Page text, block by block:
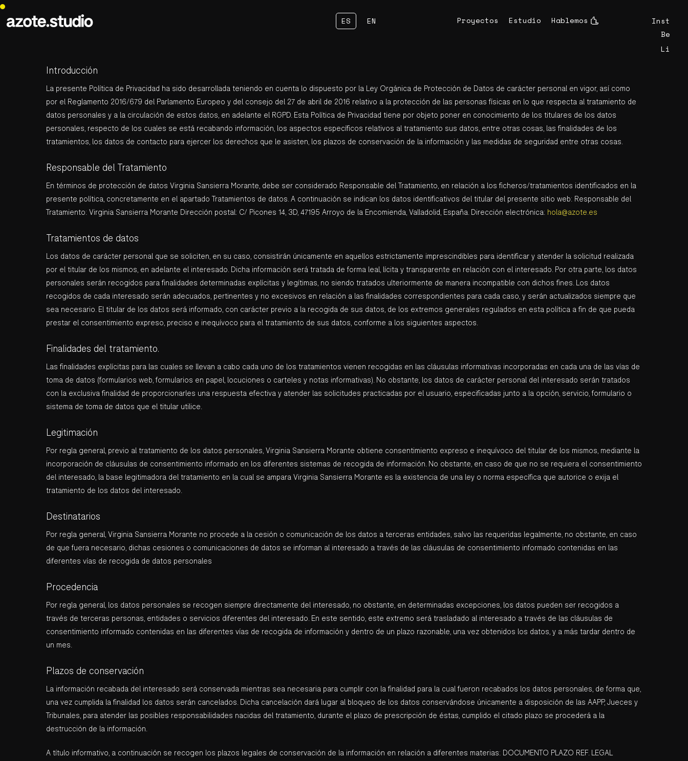
Skip
ES EN Proyectos Estudio Hablemos
linkedin
behance
Introducción
La presente Política de Privacidad ha sido desarrollada teniendo en cuenta lo dispuesto por la Ley Orgánica de Protección de Datos de carácter personal en vigor, así como
por el Reglamento 2016/679 del Parlamento Europeo y del consejo del 27 de abril de 2016 relativo a la protección de las personas físicas en lo que respecta al tratamiento de
datos personales y a la circulación de estos datos, en adelante el RGPD. Esta Política de Privacidad tiene por objeto poner en conocimiento de los titulares de los datos
personales, respecto de los cuales se está recabando información, los aspectos específicos relativos al tratamiento sus datos, entre otras cosas, las finalidades de los
tratamientos, los datos de contacto para ejercer los derechos que le asisten, los plazos de conservación de la información y las medidas de seguridad entre otras cosas.
Responsable del Tratamiento
En términos de protección de datos Virginia Sansierra Morante, debe ser considerado Responsable del Tratamiento, en relación a los ficheros/tratamientos identificados en la
presente política, concretamente en el apartado Tratamientos de datos. A continuación se indican los datos identificativos del titular del presente sitio web: Responsable del
Tratamiento: Virginia Sansierra Morante Dirección postal: C/ Picones 14, 3D, 47195 Arroyo de la Encomienda, Valladolid, España. Dirección electrónica: hola@azote.es
Tratamientos de datos
Los datos de carácter personal que se soliciten, en su caso, consistirán únicamente en aquellos estrictamente imprescindibles para identificar y atender la solicitud realizada
por el titular de los mismos, en adelante el interesado. Dicha información será tratada de forma leal, lícita y transparente en relación con el interesado. Por otra parte, los datos
personales serán recogidos para finalidades determinadas explícitas y legítimas, no siendo tratados ulteriormente de manera incompatible con dichos fines. Los datos
recogidos de cada interesado serán adecuados, pertinentes y no excesivos en relación a las finalidades correspondientes para cada caso, y serán actualizados siempre que
sea necesario. El titular de los datos será informado, con carácter previo a la recogida de sus datos, de los extremos generales regulados en esta política a fin de que pueda
prestar el consentimiento expreso, preciso e inequívoco para el tratamiento de sus datos, conforme a los siguientes aspectos.
Finalidades del tratamiento.
Las finalidades explícitas para las cuales se llevan a cabo cada uno de los tratamientos vienen recogidas en las cláusulas informativas incorporadas en cada una de las vías de
toma de datos (formularios web, formularios en papel, locuciones o carteles y notas informativas). No obstante, los datos de carácter personal del interesado serán tratados
con la exclusiva finalidad de proporcionarles una respuesta efectiva y atender las solicitudes practicadas por el usuario, especificadas junto a la opción, servicio, formulario o
sistema de toma de datos que el titular utilice.
Legitimación
Por regla general, previo al tratamiento de los datos personales, Virginia Sansierra Morante obtiene consentimiento expreso e inequívoco del titular de los mismos, mediante la
incorporación de cláusulas de consentimiento informado en los diferentes sistemas de recogida de información. No obstante, en caso de que no se requiera el consentimiento
del interesado, la base legitimadora del tratamiento en la cual se ampara Virginia Sansierra Morante es la existencia de una ley o norma específica que autorice o exija el
tratamiento de los datos del interesado.
Destinatarios
Por regla general, Virginia Sansierra Morante no procede a la cesión o comunicación de los datos a terceras entidades, salvo las requeridas legalmente, no obstante, en caso
de que fuera necesario, dichas cesiones o comunicaciones de datos se informan al interesado a través de las cláusulas de consentimiento informado contenidas en las
diferentes vías de recogida de datos personales
Procedencia
Por regla general, los datos personales se recogen siempre directamente del interesado, no obstante, en determinadas excepciones, los datos pueden ser recogidos a
través de terceras personas, entidades o servicios diferentes del interesado. En este sentido, este extremo será trasladado al interesado a través de las cláusulas de
consentimiento informado contenidas en las diferentes vías de recogida de información y dentro de un plazo razonable, una vez obtenidos los datos, y a más tardar dentro de
un mes.
Plazos de conservación
La información recabada del interesado será conservada mientras sea necesaria para cumplir con la finalidad para la cual fueron recabados los datos personales, de forma que,
una vez cumplida la finalidad los datos serán cancelados. Dicha cancelación dará lugar al bloqueo de los datos conservándose únicamente a disposición de las AAPP, Jueces y
Tribunales, para atender las posibles responsabilidades nacidas del tratamiento, durante el plazo de prescripción de éstas, cumplido el citado plazo se procederá a la
destrucción de la información.
A título informativo, a continuación se recogen los plazos legales de conservación de la información en relación a diferentes materias: DOCUMENTO PLAZO REF. LEGAL